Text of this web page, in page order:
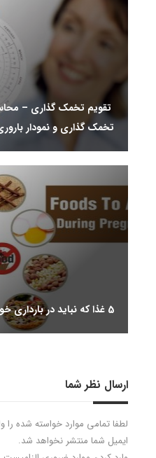
تقویم تخمک گذاری –
تخمک گذاری و نمودار
5 غذا که نباید در بارداری خورد!
ارسال نظر شما
لطفا تمامی موارد خواسته شده را
ایمیل شما منتشر نخواهد شد.